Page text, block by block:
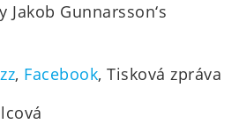
Jakob Gunnarsson‘s
, Facebook, Tisková zpráva